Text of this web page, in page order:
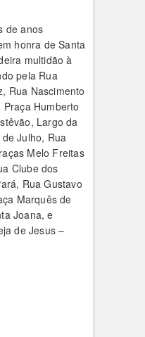
de anos
honra de Santa
multidão à
pela Rua
Rua Nascimen­to
Humberto
Largo da
Julho, Rua
Melo Frei­tas
Clu­be dos
Rua Gusta­vo
Marquês de
Joa­na, e
de Jesus –